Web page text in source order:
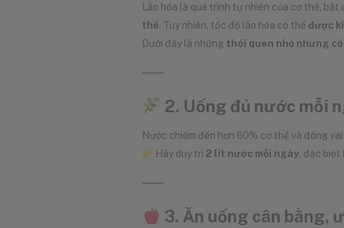
Lão hóa là quá trình tự nhiên của cơ thể,
thể. Tuy nhiên, tốc độ lão hóa có thể được
Dưới đây là những thói quen nhỏ nhưng
2. Uống đủ nước mỗi
Nước chiếm đến hơn 60% cơ thể và đóng
Hãy duy trì 2 lít nước mỗi ngày, đặc biệt
3. Ăn uống cân bằng,